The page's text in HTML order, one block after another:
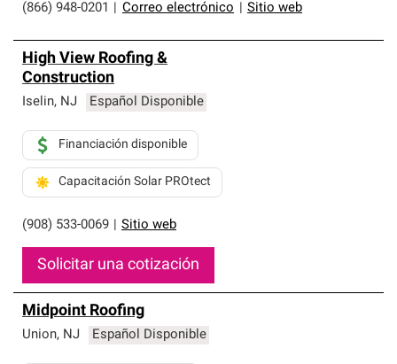
(866) 948-0201
Correo electrónico Sitio web
High View Roofing &
Construction
Iselin, NJ Español Disponible
(908) 533-0069 Sitio web
Financiación disponible
Capacitación Solar PROtect
Solicitar una cotización
Midpoint Roofing
Union, NJ Español Disponible